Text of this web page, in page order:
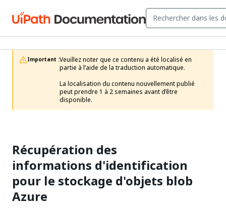
Important :Veuillez noter que ce contenu a été localisé en
partie à l’aide de la traduction automatique.
La localisation du contenu nouvellement publié
peut prendre 1 à 2 semaines avant d’être
disponible.
Récupération des
informations d'identification
pour le stockage d'objets blob
Azure